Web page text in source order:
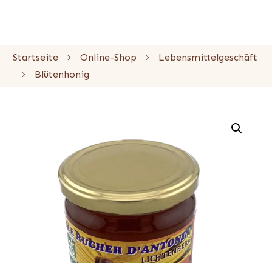
Startseite Online-Shop
Lebensmittelgeschäft
Blütenhonig